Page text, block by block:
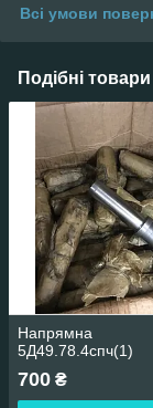
Всі умови
Подібні
Напрямна
5Д49.78.4спч(1)
700 ₴